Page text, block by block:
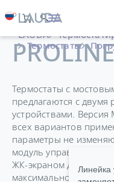
LAUDA
Термостаты
Термостаты с
предлагаются с
устройствами. Версия
всех вариантов
параметры не
модуль управления
ЖК-экраном для
максимальной
Линейка